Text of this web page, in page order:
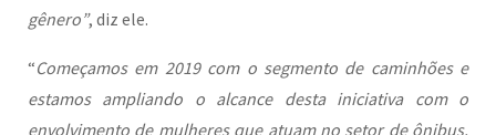
gênero”, diz ele.
“Começamos em 2019 com o segmento de caminhões e
estamos ampliando o alcance desta iniciativa com o
envolvimento de mulheres que atuam no setor de ônibus.